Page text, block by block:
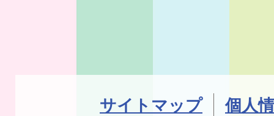
サイトマップ
個人